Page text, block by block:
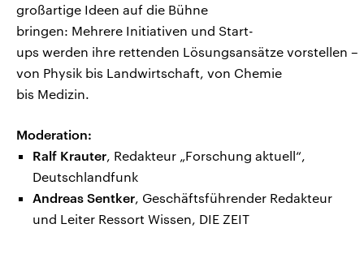
großartige Ideen auf die Bühne
bringen: Mehrere Initiativen und Start-
ups werden ihre rettenden Lösungsansätze vorstellen –
von Physik bis Landwirtschaft, von Chemie
bis Medizin.
Moderation:
Ralf Krauter , Redakteur „Forschung aktuell“,
Deutschlandfunk
Andreas Sentker , Geschäftsführender Redakteur
und Leiter Ressort Wissen, DIE ZEIT